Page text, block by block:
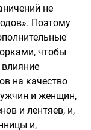
не
Поэтому
чтобы
на качество
и женщин,
и лентяев, и,
и,